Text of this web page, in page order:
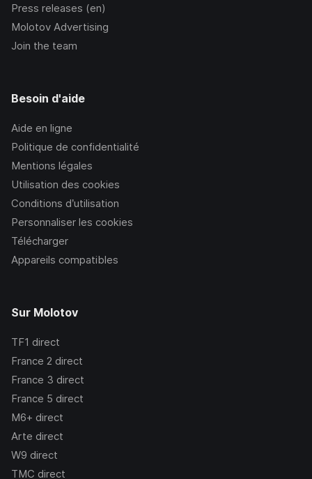
Press releases (en)
Molotov Advertising
Join the team
Besoin d'aide
Aide en ligne
Politique de confidentialité
Mentions légales
Utilisation des cookies
Conditions d’utilisation
Personnaliser les cookies
Télécharger
Appareils compatibles
Sur Molotov
TF1 direct
France 2 direct
France 3 direct
France 5 direct
M6+ direct
Arte direct
W9 direct
TMC direct